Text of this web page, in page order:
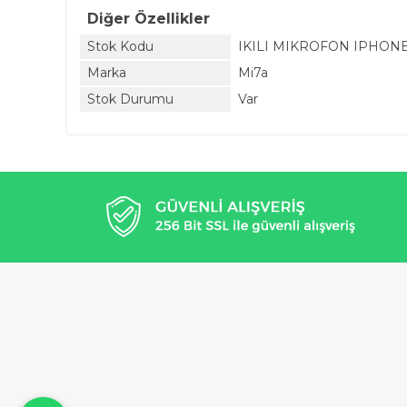
Diğer Özellikler
Stok Kodu
IKILI MIKROFON
Marka
Mi7a
Stok Durumu
Var